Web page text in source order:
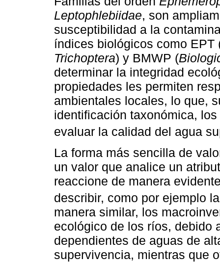
Leptophlebiidae, son
susceptibilidad a la
índices biológicos como EPT
Trichoptera) y BMWP (
determinar la integridad
propiedades les permiten
ambientales locales, lo que,
identificación taxonómica,
evaluar la calidad del agua
La forma más sencilla de
un valor que analice un
reaccione de manera
describir, como por ejemplo
manera similar, los
ecológico de los ríos, debido
dependientes de aguas de
supervivencia, mientras que